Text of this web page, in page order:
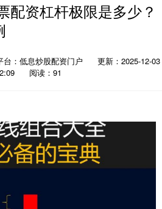
配资杠杆极限是多少？
台：低息炒股配资门户
更新：2025-12-03
阅读：91